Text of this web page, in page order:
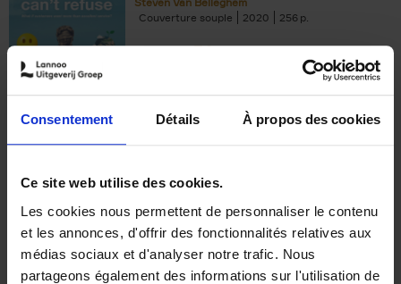
Consentement Détails À propos des cookies
Ce site web utilise des cookies.
Les cookies nous permettent de personnaliser le contenu
et les annonces, d'offrir des fonctionnalités relatives aux
médias sociaux et d'analyser notre trafic. Nous
partageons également des informations sur l'utilisation de
Couverture souple
2020 256
€37,50
Building Bonds = Building
Business
Jochen Roef Jozefien De Feyter
Carolien Boom
Couverture souple
2025 200